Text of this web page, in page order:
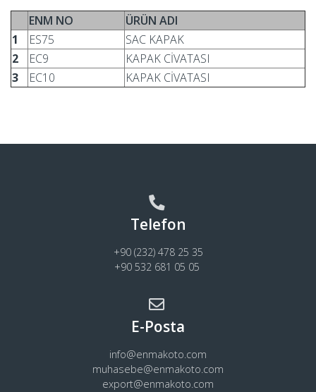
ENM NO
ÜRÜN ADI
1
ES75
SAC KAPAK
2
EC9
KAPAK CİVATASI
3
EC10 KAPAK CİVATASI
Telefon
+90 (232) 478 25 35
+90 532 681 05 05
E-Posta
info@enmakoto.com
muhasebe@enmakoto.com
export@enmakoto.com